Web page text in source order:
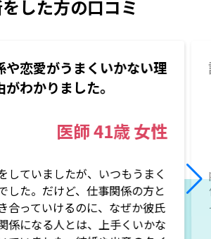
した方の口コミ
や恋愛がうまくいかない理
がわかりました。
医師41歳女性
していましたが、いつもうまく
した。だけど、仕事関係の方と
合っていけるのに、なぜか彼氏
係になる人とは、上手くいかな